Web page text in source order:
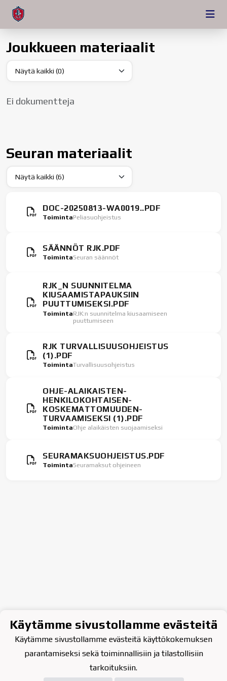
Joukkueen materiaalit
Ei dokumentteja
Seuran materiaalit
DOC-20250813-WA0019..PDF
ToimintaPeliasuohjeistus
SÄÄNNÖT RJK.PDF
ToimintaSeuran säännöt
RJK_N SUUNNITELMA
KIUSAAMISTAPAUKSIIN
PUUTTUMISEKSI.PDF
ToimintaRJK:n suunnitelma kiusaamiseen
puuttumiseen
RJK TURVALLISUUSOHJEISTUS
(1).PDF
ToimintaTurvallisuusohjeistus
OHJE-ALAIKAISTEN-
HENKILOKOHTAISEN-
KOSKEMATTOMUUDEN-
TURVAAMISEKSI (1).PDF
ToimintaOhje alaikäisten suojaamiseksi
SEURAMAKSUOHJEISTUS.PDF
ToimintaSeuramaksut ohjeineen
Käytämme sivustollamme evästeitä
Käytämme sivustollamme evästeitä käyttökokemuksen
parantamiseksi sekä toiminnallisiin ja tilastollisiin
tarkoituksiin.